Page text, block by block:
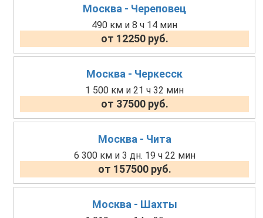
Москва - Череповец
490 км и 8 ч 14 мин
от 12250 руб.
Москва - Черкесск
1 500 км и 21 ч 32 мин
от 37500 руб.
Москва - Чита
6 300 км и 3 дн. 19 ч 22 мин
от 157500 руб.
Москва - Шахты